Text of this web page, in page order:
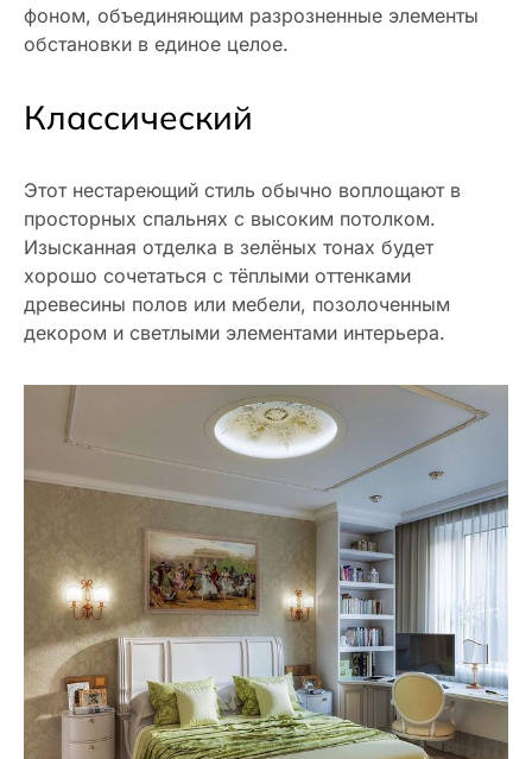
фоном, объединяющим разрозненные элементы
обстановки в единое целое.
Классический
Этот нестареющий стиль обычно воплощают в
просторных спальнях с высоким потолком.
Изысканная отделка в зелёных тонах будет
хорошо сочетаться с тёплыми оттенками
древесины полов или мебели, позолоченным
декором и светлыми элементами интерьера.